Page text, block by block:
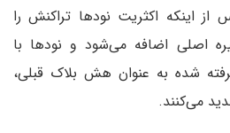
اینکه اکثریت نودها تراکنش را
اصلی اضافه می‌شود و نودها با
شده به عنوان هش بلاک قبلی،
می‌کنند.